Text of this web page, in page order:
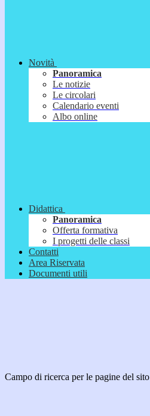
Novità
Panoramica
Le notizie
Le circolari
Calendario eventi
Albo online
Didattica
Panoramica
Offerta formativa
I progetti delle classi
Contatti
Area Riservata
Documenti utili
Campo di ricerca per le pagine del sito